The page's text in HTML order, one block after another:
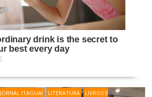
JORNAL ITAGUAI LITERATURA
LIVROS E